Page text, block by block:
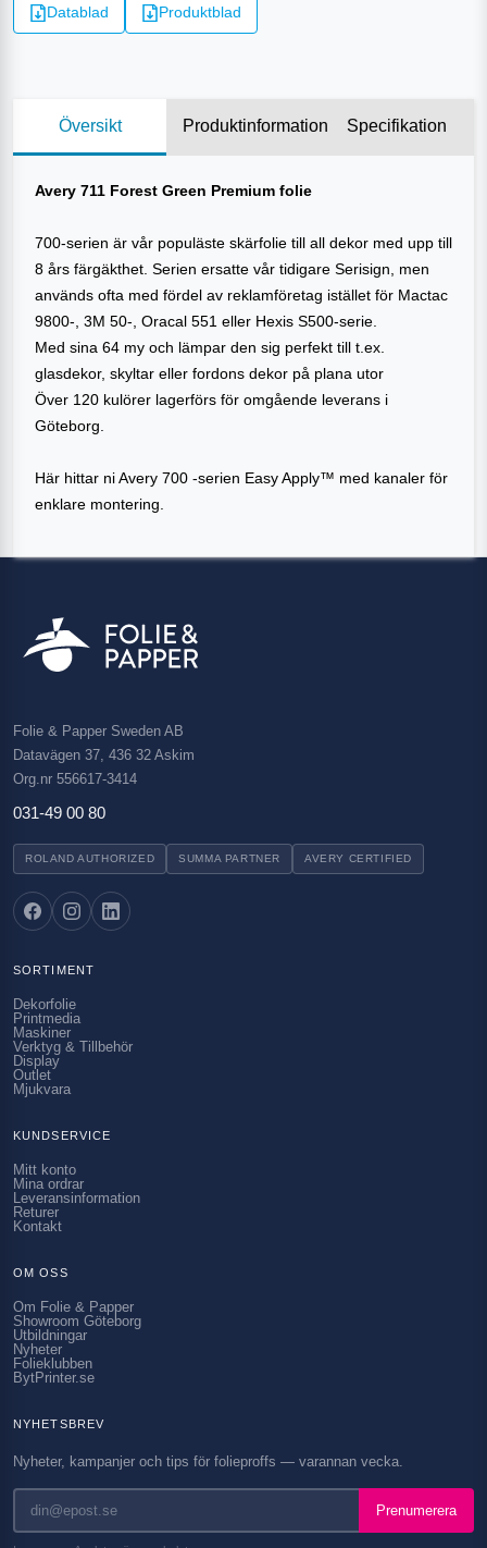
Datablad Produktblad
Översikt Produktinformation Specifikation
Avery 711 Forest Green Premium folie
700-serien är vår populäste skärfolie till all dekor med upp till
8 års färgäkthet. Serien ersatte vår tidigare Serisign, men
används ofta med fördel av reklamföretag istället för Mactac
9800-, 3M 50-, Oracal 551 eller Hexis S500-serie.
Med sina 64 my och lämpar den sig perfekt till t.ex.
glasdekor, skyltar eller fordons dekor på plana utor
Över 120 kulörer lagerförs för omgående leverans i
Göteborg.
Här hittar ni Avery 700 -serien Easy Apply™ med kanaler för
enklare montering.
Folie & Papper Sweden AB
Datavägen 37, 436 32 Askim
Org.nr 556617-3414
031-49 00 80
ROLAND AUTHORIZED SUMMA PARTNER AVERY CERTIFIED
SORTIMENT
Dekorfolie
Printmedia
Maskiner
Verktyg & Tillbehör
Display
Outlet
Mjukvara
KUNDSERVICE
Mitt konto
Mina ordrar
Leveransinformation
Returer
Kontakt
OM OSS
Om Folie & Papper
Showroom Göteborg
Utbildningar
Nyheter
Folieklubben
BytPrinter.se
NYHETSBREV
Nyheter, kampanjer och tips för folieproffs — varannan vecka.
Prenumerera